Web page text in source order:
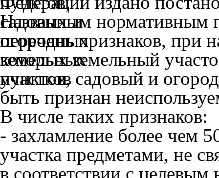
Названным нормативным
перечень признаков, при
которых земельный
пунктов, садовый и
быть признан
В числе таких признаков:
- захламление более чем
участка предметами, не
в соответствии с